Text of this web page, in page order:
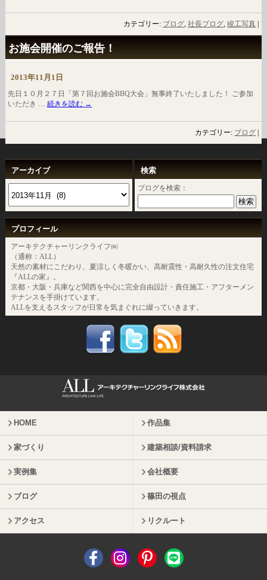
カテゴリー: ブログ,社長ブログ,竣工写真
お施会開催のご報告！
2013年11月1日
先日１０月２７日「第７回お施会BBQ大会」無事終了いたしました！ ご参加
いただき …続きを読む →
カテゴリー: ブログ
アーカイブ 検索
ブログを検索：
プロフィール
アーキテクチャーリンクライフ㈱
（通称：ALL）
天然の素材にこだわり、夏涼しく冬暖かい、高耐震性・高耐久性の注文住宅
『ALLの家』。
京都・大阪・兵庫など関西を中心に完全自由設計・責任施工・アフターメン
テナンスを手掛けています。
ALLを支えるスタッフが日常を気まぐれに綴っていきます。
HOME 作品集
家づくり 建築相談/資料請求
実例集 会社概要
ブログ 篠田の視点
アクセス リクルート